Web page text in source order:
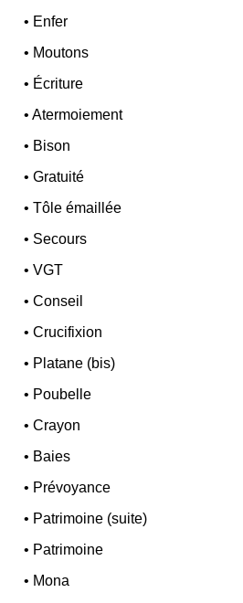
• Enfer
• Moutons
• Écriture
•Atermoiement
• Bison
•Gratuité
•Tôle émaillée
• Secours
•VGT
•Conseil
•Crucifixion
• Platane (bis)
• Poubelle
•Crayon
• Baies
• Prévoyance
• Patrimoine (suite)
• Patrimoine
• Mona